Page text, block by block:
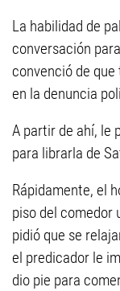
La habilidad de
conversación
convenció de que
en la denuncia
A partir de ahí, le
para librarla de
Rápidamente, el
piso del comedor
pidió que se
el predicador le
dio pie para